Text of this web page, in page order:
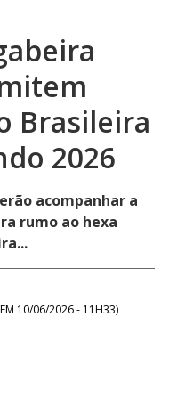
Brasileira
2026
acompanhar a
rumo ao hexa
10/06/2026 - 11H33)